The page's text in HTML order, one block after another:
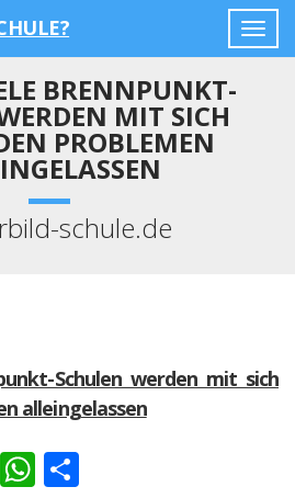
BRENNPUNKT-
MIT SICH
PROBLEMEN
schule.de
Schulen werden mit sich
alleingelassen
Pinterest
WhatsApp